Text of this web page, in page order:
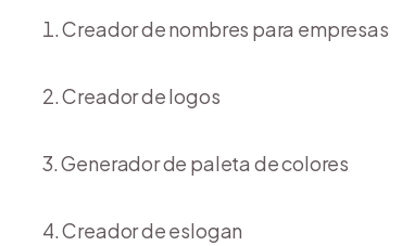
Creador de nombres para empresas
Creador de logos
Generador de paleta de colores
Creador de eslogan